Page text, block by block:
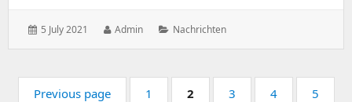
Posted
5 July 2021 Author:
Admin Categories:
Nachrichten
Pagination
Previous page Page:
1 Page:
2 Page:
3 Page:
4 Page:
5